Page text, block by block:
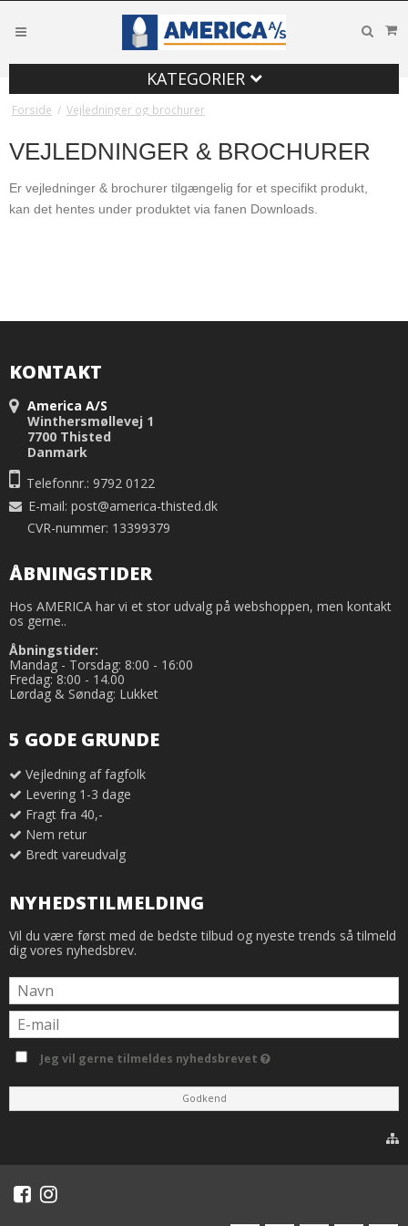
KATEGORIER
Forside / Vejledninger og brochurer
VEJLEDNINGER & BROCHURER
Er vejledninger & brochurer tilgængelig for et specifikt produkt,
kan det hentes under produktet via fanen Downloads.
KONTAKT
America A/S
Winthersmøllevej 1
7700 Thisted
Danmark
Telefonnr.: 9792 0122
E-mail: post@america-thisted.dk
CVR-nummer: 13399379
ÅBNINGSTIDER
Hos AMERICA har vi et stor udvalg på webshoppen, men kontakt
os gerne..
Åbningstider:
Mandag - Torsdag: 8:00 - 16:00
Fredag: 8:00 - 14.00
Lørdag & Søndag: Lukket
5 GODE GRUNDE
Vejledning af fagfolk
Levering 1-3 dage
Fragt fra 40,-
Nem retur
Bredt vareudvalg
NYHEDSTILMELDING
Vil du være først med de bedste tilbud og nyeste trends så tilmeld
dig vores nyhedsbrev.
Jeg vil gerne tilmeldes nyhedsbrevet
Godkend